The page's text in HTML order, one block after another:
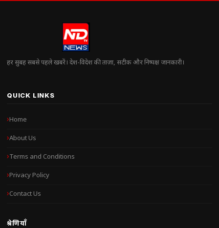
हर सुबह सबसे पहले खबरें। देश-विदेश की ताज़ा, सटीक और निष्पक्ष जानकारी।
QUICK LINKS
Home
About Us
Terms and Conditions
Privacy Policy
Contact Us
श्रेणियाँ